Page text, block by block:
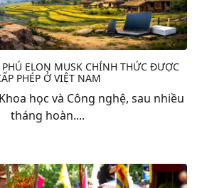
PHÚ ELON MUSK CHÍNH THỨC ĐƯỢC
PHÉP Ở VIỆT NAM
học và Công nghệ, sau nhiều
tháng hoàn....